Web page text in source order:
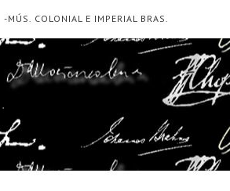
-MÚS. COLONIAL E IMPERIAL BRAS.